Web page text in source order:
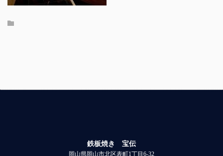
鉄板焼き 宝伝
岡山県岡山市北区表町1丁目6-32